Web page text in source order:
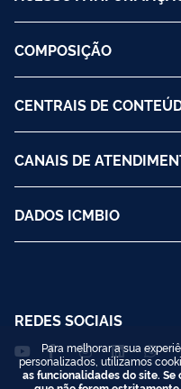
COMPOSIÇÃO
CENTRAIS DE
CANAIS DE
DADOS ICMBIO
REDES SOCIAIS
Para melhorar a sua
personalizados, utilizamos
as funcionalidades do site.